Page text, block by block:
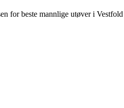
for beste mannlige utøver i